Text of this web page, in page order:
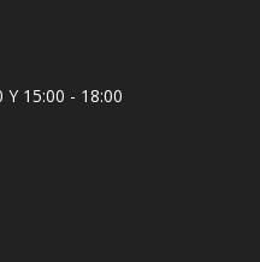
Y 15:00 - 18:00